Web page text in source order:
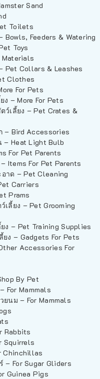
Sand
Toilets
Bowls, Feeders & Watering
Toys
Materials
Pet Collars & Leashes
Clothes
For Pets
– More For Pets
เลี้ยง – Pet Crates &
– Bird Accessories
– Heat Light Bulb
For Pet Parents
Items For Pet Parents
าด – Pet Cleaning
Carriers
Prams
ลี้ยง – Pet Grooming
ง – Pet Training Supplies
ยง – Gadgets For Pets
Accessories For
By Pet
For Mammals
ยนม – For Mammals
Rabbits
Squirrels
Chinchillas
– For Sugar Gliders
Guinea Pigs